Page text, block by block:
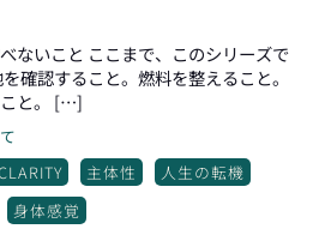
ないこと ここまで、このシリーズで
確認すること。燃料を整えること。
と。 […]
主体性
人生の転機
身体感覚